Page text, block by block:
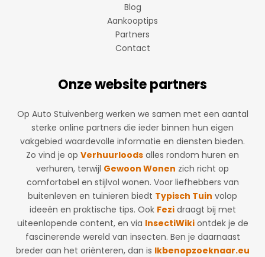
Blog
Aankooptips
Partners
Contact
Onze website partners
Op Auto Stuivenberg werken we samen met een aantal
sterke online partners die ieder binnen hun eigen
vakgebied waardevolle informatie en diensten bieden.
Zo vind je op Verhuurloods alles rondom huren en
verhuren, terwijl Gewoon Wonen zich richt op
comfortabel en stijlvol wonen. Voor liefhebbers van
buitenleven en tuinieren biedt Typisch Tuin volop
ideeën en praktische tips. Ook Fezidraagt bij met
uiteenlopende content, en via InsectiWikiontdek je de
fascinerende wereld van insecten. Ben je daarnaast
breder aan het oriënteren, dan is Ikbenopzoeknaar.eu